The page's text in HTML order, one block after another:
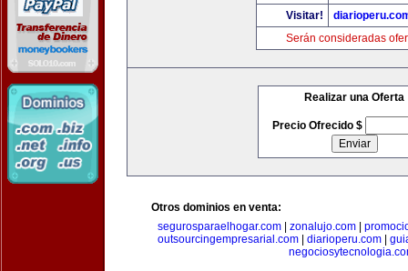
Visitar!
Serán consideradas
Realizar una Oferta
Precio Ofrecido $
Otros dominios en venta:
segurosparaelhogar.com| zonalujo.com|
outsourcingempresarial.com| diarioperu.com|